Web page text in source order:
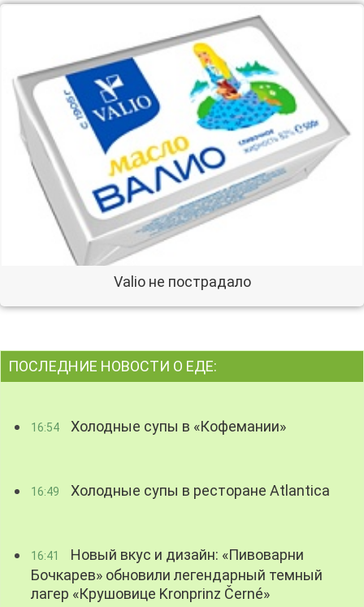
Valio не пострадало
ПОСЛЕДНИЕ НОВОСТИ О ЕДЕ:
16:54 Холодные супы в «Кофемании»
16:49 Холодные супы в ресторане Atlantica
16:41
Новый вкус и дизайн: «Пивоварни
Бочкарев» обновили легендарный темный
лагер «Крушовице Kronprinz Černé»